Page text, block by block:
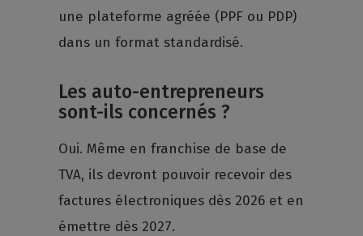
une plateforme agréée (PPF ou PDP)
dans un format standardisé.
Les auto-entrepreneurs
sont-ils concernés ?
Oui. Même en franchise de base de
TVA, ils devront pouvoir recevoir des
factures électroniques dès 2026 et en
émettre dès 2027.